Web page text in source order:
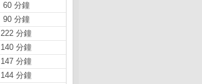
60 分鐘
90 分鐘
222 分鐘
140 分鐘
147 分鐘
144 分鐘